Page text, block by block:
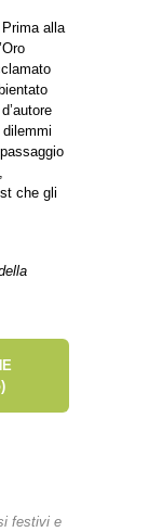
alla
che gli
festivi e